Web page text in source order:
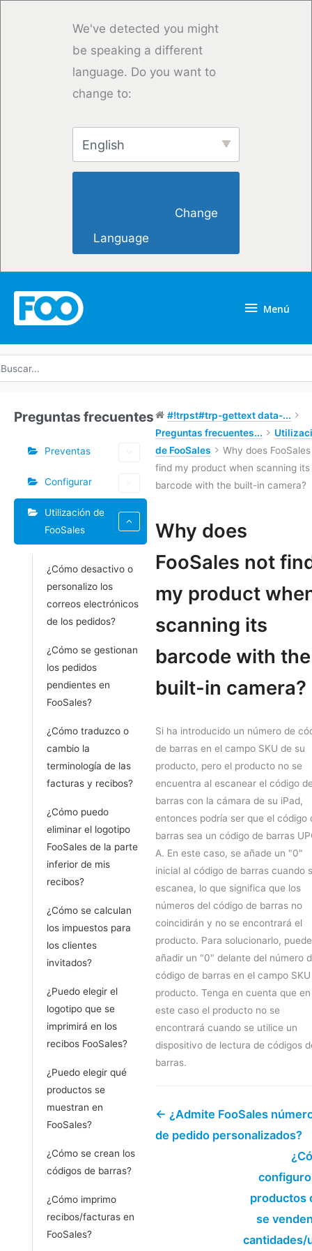
We've detected you might
be speaking a different
language. Do you want to
change to:
English
Language
Menú
Preguntas frecuentes
Preventas
Configurar
Utilización de
FooSales
¿Cómo desactivo o
personalizo los
correos electrónicos
de los pedidos?
¿Cómo se gestionan
los pedidos
pendientes en
FooSales?
¿Cómo traduzco o
cambio la
terminología de las
facturas y recibos?
¿Cómo puedo
eliminar el logotipo
FooSales de la parte
inferior de mis
recibos?
¿Cómo se calculan
los impuestos para
los clientes
invitados?
¿Puedo elegir el
logotipo que se
imprimirá en los
recibos FooSales?
¿Puedo elegir qué
productos se
muestran en
FooSales?
¿Cómo se crean los
códigos de barras?
¿Cómo imprimo
recibos/facturas en
FooSales?
#!trpst#trp-gettext data-...
Preguntas frecuentes...
de FooSales
Why does
find my product when scanning its
barcode with the built-in camera?
Why does
FooSales not
my product
scanning its
barcode with the
built-in camera?
Si ha introducido un número de
de barras en el campo SKU de su
producto, pero el producto no se
encuentra al escanear el código
barras con la cámara de su iPad,
entonces podría ser que el código
barras sea un código de barras
A. En este caso, se añade un "0"
inicial al código de barras cuando
escanea, lo que significa que los
números del código de barras no
coincidirán y no se encontrará el
producto. Para solucionarlo, puede
añadir un "0" delante del número
código de barras en el campo
producto. Tenga en cuenta que en
este caso el producto no se
encontrará cuando se utilice un
dispositivo de lectura de códigos
barras.
navegación
← ¿Admite FooSales
de pedido personalizados?
productos
se
cantidades/